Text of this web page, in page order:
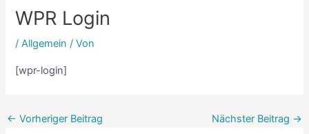
WPR Login
/Allgemein / Von
[wpr-login]
← Vorheriger Beitrag Nächster Beitrag →